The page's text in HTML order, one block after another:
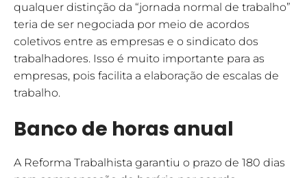
qualquer distinção da “jornada normal de trabalho”
teria de ser negociada por meio de acordos
coletivos entre as empresas e o sindicato dos
trabalhadores. Isso é muito importante para as
empresas, pois facilita a elaboração de escalas de
trabalho.
Banco de horas anual
A Reforma Trabalhista garantiu o prazo de 180 dias